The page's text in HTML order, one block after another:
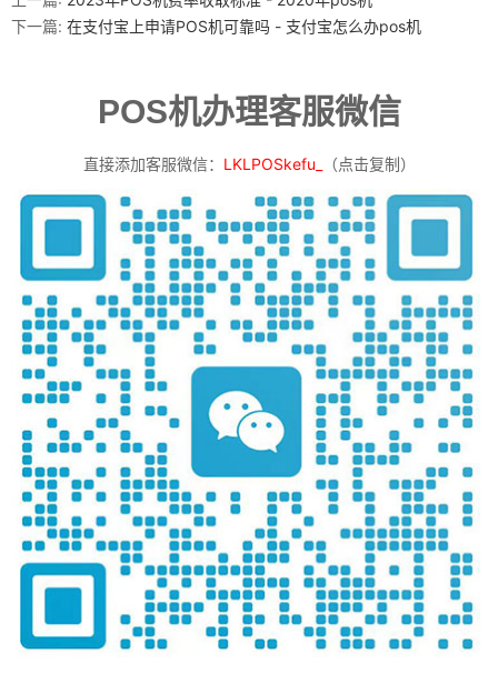
下一篇: 在支付宝上申请POS机可靠吗 - 支付宝怎么办pos机
POS机办理客服微信
直接添加客服微信： LKLPOSkefu_ （点击复制）